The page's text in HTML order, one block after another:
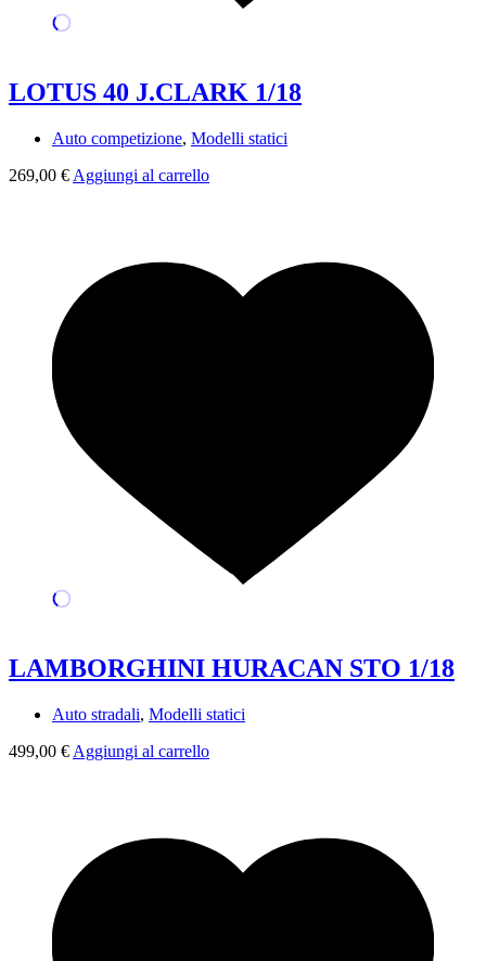
LOTUS 40 J.CLARK 1/18
Auto competizione, Modelli statici
269,00 € Aggiungi al carrello
LAMBORGHINI HURACAN STO 1/18
Auto stradali, Modelli statici
499,00 € Aggiungi al carrello